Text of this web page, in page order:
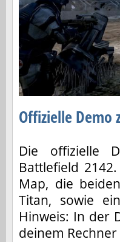
Offizielle Demo
Die offizielle
Battlefield
Map, die
Titan, sowie
Hinweis: In der
deinem